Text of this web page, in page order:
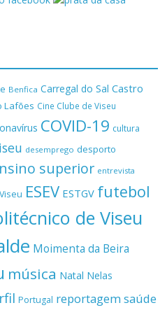
Benfica Carregal do Sal Castro
Lafões Cine Clube de Viseu
COVID-19 cultura
desemprego desporto
superior entrevista
ESEV ESTGV futebol
de Viseu
Moimenta da Beira
música Natal Nelas
Portugal reportagemsaúde